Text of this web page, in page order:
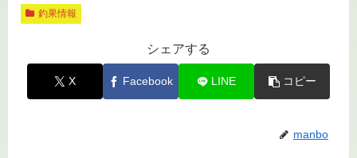
釣果情報
シェアする
X Facebook LINE コピー
manbo